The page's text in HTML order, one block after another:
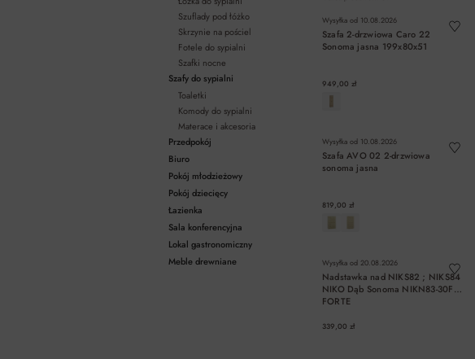
Szuflady pod łóżko
Skrzynie na pościel
Fotele do sypialni
Szafki nocne
Szafy do sypialni
Toaletki
Komody do sypialni
Materace i akcesoria
Przedpokój
Biuro
Pokój młodzieżowy
Pokój dziecięcy
Łazienka
Sala konferencyjna
Lokal gastronomiczny
Meble drewniane
Wysyłka od 10.08.2026
Szafa 2-drzwiowa Caro 22
Sonoma jasna 199x80x51
949,00 zł
Wysyłka od 10.08.2026
Szafa AVO 02 2-drzwiowa
sonoma jasna
819,00 zł
Wysyłka od 20.08.2026
Nadstawka nad NIKS82 ; NIKS84
NIKO Dąb Sonoma NIKN83-30F
FORTE
339,00 zł